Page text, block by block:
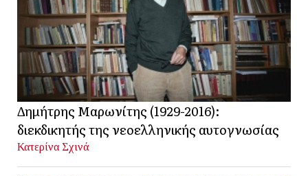
Δημήτρης Μαρωνίτης (1929-2016):
διεκδικητής της νεοελληνικής αυτογνωσίας
Κατερίνα Σχινά